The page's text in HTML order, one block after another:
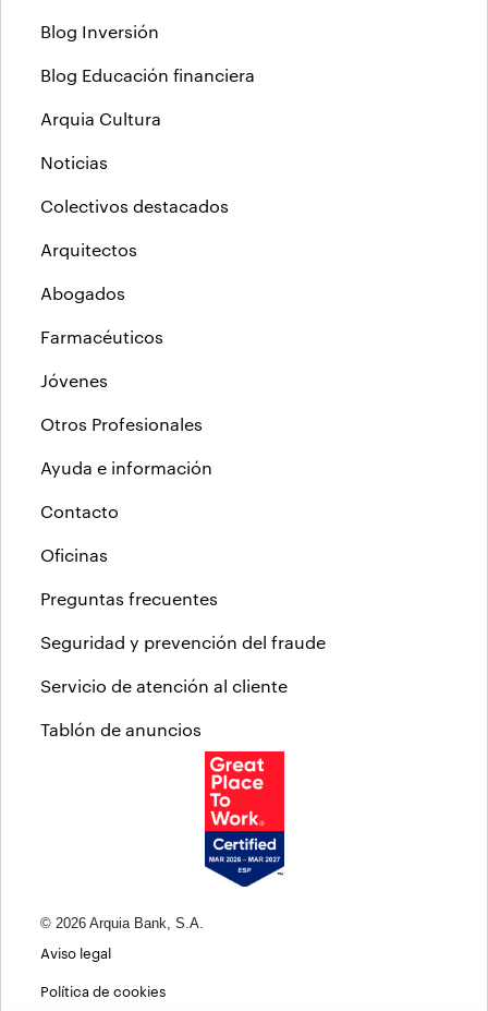
Blog Inversión
Blog Educación financiera
Arquia Cultura
Noticias
Colectivos destacados
Arquitectos
Abogados
Farmacéuticos
Jóvenes
Otros Profesionales
Ayuda e información
Contacto
Oficinas
Preguntas frecuentes
Seguridad y prevención del fraude
Servicio de atención al cliente
Tablón de anuncios
© 2026 Arquia Bank, S.A.
Aviso legal
Política de cookies